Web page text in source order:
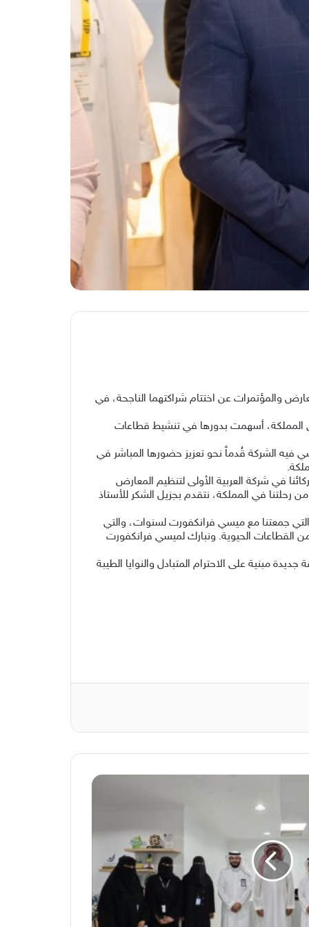
والمؤتمرات عن اختتام شراكتهما الناجحة، في
المملكة، أسهمت بدورها في تنشيط قطاعات
الشركة قُدماً نحو تعزيز حضورها المباشر في
في شركة العربية الأولى لتنظيم المعارض
رحلتنا في المملكة، نتقدم بجزيل الشكر للأستاذ
التي جمعتنا مع ميسي فرانكفورت لسنوات، والتي
القطاعات الحيوية. ونبارك لميسي فرانكفورت
مبنية على الاحترام المتبادل والنوايا الطيبة